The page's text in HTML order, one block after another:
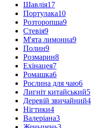
Шавлія17
Портулака10
Розторопша9
Стевія9
М'ята лимонна9
Полин9
Розмарин8
Ехінацея7
Ромашка6
Рослина для чаю6
Лигніт китайський5
Деревій звичайний4
Нігтики4
Валеріана3